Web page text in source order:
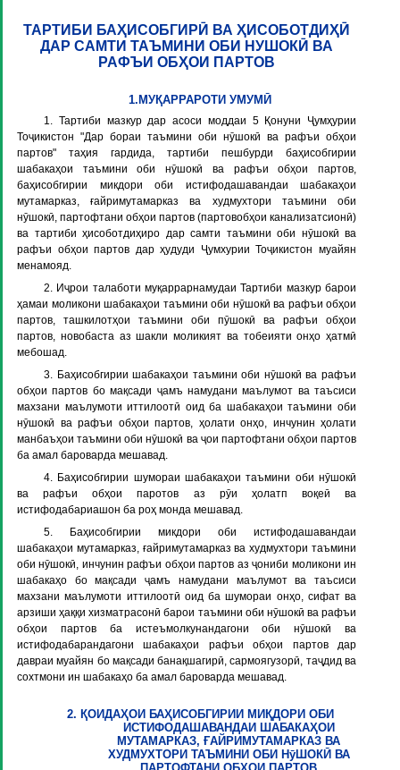
ТАРТИБИ БАҲИСОБГИРӢ ВА ҲИСОБОТДИҲӢ
ДАР САМТИ ТАЪМИНИ ОБИ НУШОКӢ ВА
РАФЪИ ОБҲОИ ПАРТОВ
1.МУҚАРРАРОТИ УМУМӢ
1. Тартиби мазкур дар асоси моддаи 5 Қонуни Ҷумҳурии
Тоҷикистон "Дар бораи таъмини оби нӯшокӣ ва рафъи обҳои
партов" таҳия гардида, тартиби пешбурди баҳисобгирии
шабакаҳои таъмини оби нӯшокӣ ва рафъи обҳои партов,
баҳисобгирии микдори оби истифодашавандаи шабакаҳои
мутамарказ, ғайримутамарказ ва худмухтори таъмини оби
нӯшокӣ, партофтани обҳои партов (партовобҳои канализатсионӣ)
ва тартиби ҳисоботдиҳиро дар самти таъмини оби нӯшокӣ ва
рафъи обҳои партов дар ҳудуди Ҷумхурии Тоҷикистон муайян
менамояд.
2. Иҷрои талаботи муқаррарнамудаи Тартиби мазкур барои
ҳамаи моликони шабакаҳои таъмини оби нӯшокӣ ва рафъи обҳои
партов, ташкилотҳои таъмини оби пӯшокӣ ва рафъи обҳои
партов, новобаста аз шакли моликият ва тобеияти онҳо ҳатмӣ
мебошад.
3. Баҳисобгирии шабакаҳои таъмини оби нӯшокӣ ва рафъи
обҳои партов бо мақсади ҷамъ намудани маълумот ва таъсиси
махзани маълумоти иттилоотӣ оид ба шабакаҳои таъмини оби
нӯшокӣ ва рафъи обҳои партов, ҳолати онҳо, инчунин ҳолати
манбаъҳои таъмини оби нӯшокӣ ва ҷои партофтани обҳои партов
ба амал бароварда мешавад.
4. Баҳисобгирии шумораи шабакаҳои таъмини оби нӯшокӣ
ва рафъи обҳои паротов аз рӯи ҳолатп воқеӣ ва
истифодабариашон ба роҳ монда мешавад.
5. Баҳисобгирии микдори оби истифодашавандаи
шабакаҳои мутамарказ, ғайримутамарказ ва худмухтори таъмини
оби нӯшокӣ, инчунин рафъи обҳои партов аз ҷониби моликони ин
шабакаҳо бо мақсади ҷамъ намудани маълумот ва таъсиси
махзани маълумоти иттилоотӣ оид ба шумораи онҳо, сифат ва
арзиши ҳаққи хизматрасонӣ барои таъмини оби нӯшокӣ ва рафъи
обҳои партов ба истеъмолкунандагони оби нӯшокӣ ва
истифодабарандагони шабакаҳои рафъи обҳои партов дар
давраи муайян бо мақсади банақшагирӣ, сармоягузорӣ, таҷдид ва
сохтмони ин шабакаҳо ба амал бароварда мешавад.
2. ҚОИДАҲОИ БАҲИСОБГИРИИ МИҚДОРИ ОБИ
ИСТИФОДАШАВАНДАИ ШАБАКАҲОИ
МУТАМАРКАЗ, ҒАЙРИМУТАМАРКАЗ ВА
ХУДМУХТОРИ ТАЪМИНИ ОБИ НӯШОКӢ ВА